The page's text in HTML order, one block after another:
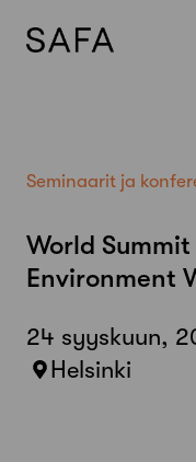
Seminaarit ja
World
Environment
24 syyskuun,
Helsinki